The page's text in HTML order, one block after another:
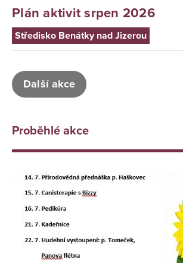
Plán aktivit srpen 2026
Středisko Benátky nad Jizerou
Další akce
Proběhlé akce
Středisko Benátky nad Jizerou